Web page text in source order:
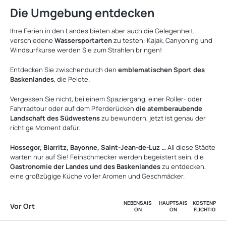
Die Umgebung entdecken
Ihre Ferien in den Landes bieten aber auch die Gelegenheit,
verschiedene Wassersportartenzu testen: Kajak, Canyoning und
Windsurfkurse werden Sie zum Strahlen bringen!
Entdecken Sie zwischendurch den emblematischen Sport des
Baskenlandes, die Pelote.
Vergessen Sie nicht, bei einem Spaziergang, einer Roller- oder
Fahrradtour oder auf dem Pferderücken die atemberaubende
Landschaft des Südwestenszu bewundern, jetzt ist genau der
richtige Moment dafür.
Hossegor, Biarritz, Bayonne, Saint-Jean-de-Luz …All diese Städte
warten nur auf Sie! Feinschmecker werden begeistert sein, die
Gastronomie der Landes und des Baskenlandeszu entdecken,
eine großzügige Küche voller Aromen und Geschmäcker.
Vor Ort
NEBENSAIS
ON
HAUPTSAIS
ON
KOSTENP
FLICHTIG